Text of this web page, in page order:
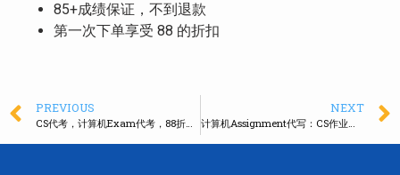
85+成绩保证，不到退款
第一次下单享受 88 的折扣
PREVIOUS
CS代考，计算机Exam代考，88折限时优惠
NEXT
计算机Assignment代写：CS作业代写，准时交付，90+出分